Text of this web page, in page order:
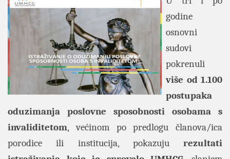
godine
osnovni
sudovi
pokrenuli
više od 1.100
postupaka
oduzimanja poslovne sposobnosti osobama s
invaliditetom, većinom po predlogu članova/ica
porodice ili institucija, pokazuju rezultati